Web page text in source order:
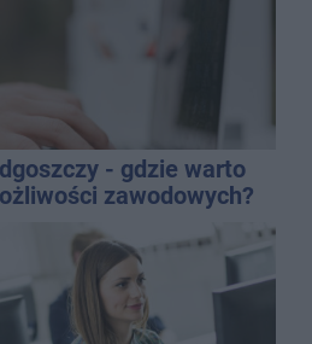
- gdzie warto
zawodowych?